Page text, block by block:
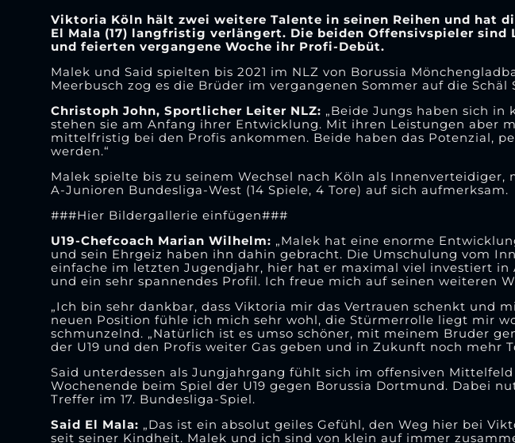
Viktoria Köln hält zwei weitere Talente in seinen Reihen und hat
El Mala (17) langfristig verlängert. Die beiden Offensivspieler
und feierten vergangene Woche ihr Profi-Debüt.
Malek und Said spielten bis 2021 im NLZ von Borussia
Meerbusch zog es die Brüder im vergangenen Sommer auf die Schäl
Christoph John, Sportlicher Leiter NLZ: „Beide Jungs haben sich
stehen sie am Anfang ihrer Entwicklung. Mit ihren Leistungen aber
mittelfristig bei den Profis ankommen. Beide haben das Potenzial,
werden.“
Malek spielte bis zu seinem Wechsel nach Köln als
A-Junioren Bundesliga-West (14 Spiele, 4 Tore) auf sich aufmerksam.
###Hier Bildergallerie einfügen###
U19-Chefcoach Marian Wilhelm: „Malek hat eine enorme
und sein Ehrgeiz haben ihn dahin gebracht. Die Umschulung vom
einfache im letzten Jugendjahr, hier hat er maximal viel investiert in
und ein sehr spannendes Profil. Ich freue mich auf seinen weiteren
„Ich bin sehr dankbar, dass Viktoria mir das Vertrauen schenkt und
neuen Position fühle ich mich sehr wohl, die Stürmerrolle liegt mir
schmunzelnd. „Natürlich ist es umso schöner, mit meinem Bruder
der U19 und den Profis weiter Gas geben und in Zukunft noch mehr
Said unterdessen als Jungjahrgang fühlt sich im offensiven
Wochenende beim Spiel der U19 gegen Borussia Dortmund. Dabei
Treffer im 17. Bundesliga-Spiel.
Said El Mala: „Das ist ein absolut geiles Gefühl, den Weg hier bei
seit seiner Kindheit. Malek und ich sind von klein auf immer